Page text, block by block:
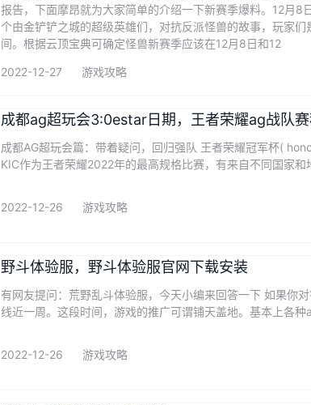
报告，下面摩昂就为大家简单的介绍一下新赛季爆料。12月
个由金铲铲之城的超级英雄们，对抗反派怪兽的故事，玩家
间。根据云顶宝典可确定怪兽新赛季应该在12月8日和12
2022-12-27 游戏攻略
成都ag超玩会3:0estar日期，王者荣耀ag战队
成都AG超玩会篇：带着疑问，回归强队 王者荣耀冠军杯(
KIC作为王者荣耀2022年的最高规格比赛，有来自不同国家
2022-12-26 游戏攻略
野斗体验服，野斗体验服官网下载安装
有网友提问：荒野乱斗体验服，今天小编来回答一下 如果你
线近一周。这段时间，游戏的推广可谓铺天盖地。基本上各
2022-12-26 游戏攻略